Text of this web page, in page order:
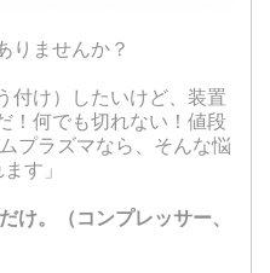
りませんか？
付け）したいけど、装置
！何でも切れない！値段
プラズマなら、そんな悩
す」
け。（コンプレッサー、